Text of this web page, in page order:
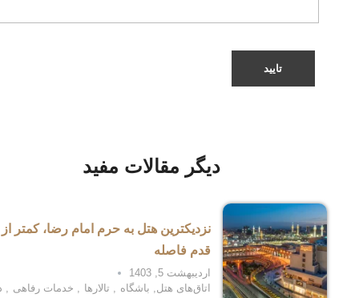
دیگر مقالات مفید
نزدیکترین هتل به حرم امام رضا، کمتر
قدم فاصله
اردیبهشت 5, 1403
اتاق‌های هتل
باشگاه تالارها خدمات رفاهی